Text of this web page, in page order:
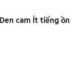
cam Ít tiếng ồn